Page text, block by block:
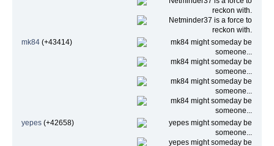
mk84(+43414)
yepes(+42658)